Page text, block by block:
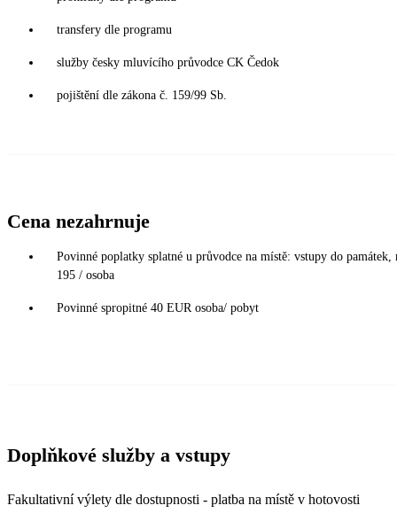
transfery dle programu
služby česky mluvícího průvodce CK Čedok
pojištění dle zákona č. 159/99 Sb.
Cena nezahrnuje
Povinné poplatky splatné u průvodce na místě: vstupy do
195 / osoba
Povinné spropitné 40 EUR osoba/ pobyt
Doplňkové služby a vstupy
Fakultativní výlety dle dostupnosti - platba na místě v hotovosti